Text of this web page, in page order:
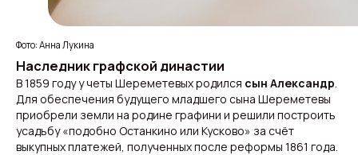
Фото: Анна Лукина
Наследник графской династии
В 1859 году у четы Шереметевых родился сын Александр.
Для обеспечения будущего младшего сына Шереметевы
приобрели земли на родине графини и решили построить
усадьбу «подобно Останкино или Кусково» за счёт
выкупных платежей, полученных после реформы 1861 года.